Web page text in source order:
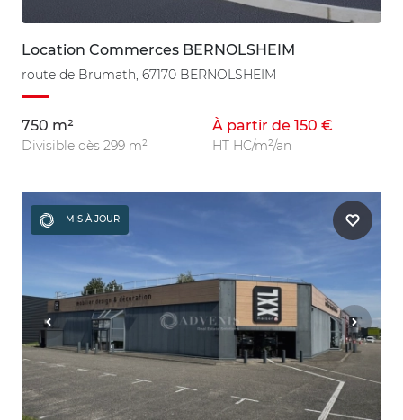
Location Commerces BERNOLSHEIM
route de Brumath, 67170 BERNOLSHEIM
750 m²
Divisible dès 299 m²
À partir de 150 €
HT HC/m²/an
MIS À JOUR